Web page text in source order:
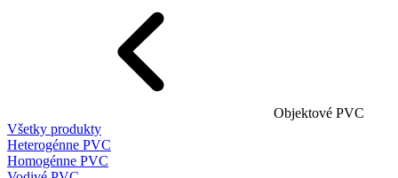
Objektové PVC
Všetky produkty
Heterogénne PVC
Homogénne PVC